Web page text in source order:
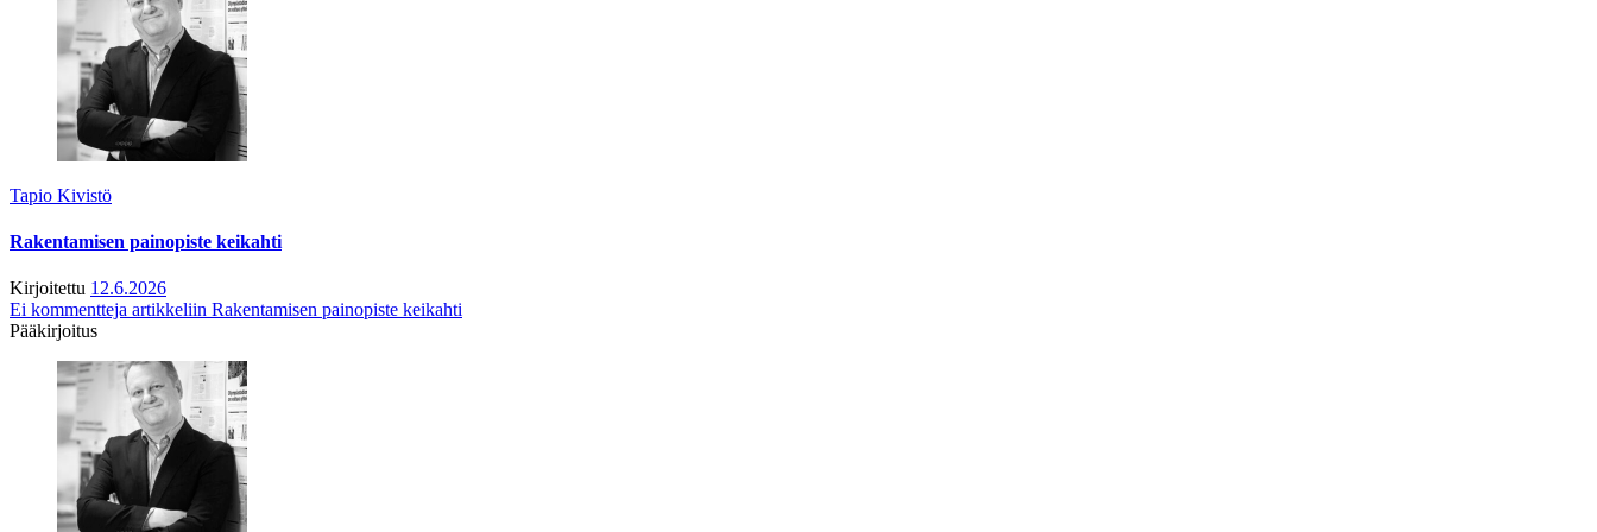
Tapio Kivistö
Rakentamisen painopiste keikahti
Kirjoitettu 12.6.2026
Ei kommentteja artikkeliin Rakentamisen painopiste keikahti
Pääkirjoitus